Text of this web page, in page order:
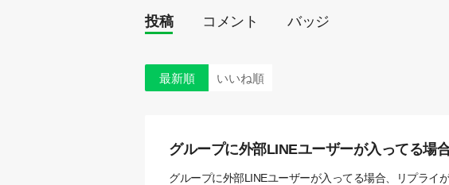
投稿 コメント バッジ
最新順 いいね順
グループに外部LINEユーザーが入ってる場
グループに外部LINEユーザーが入ってる場合、リプライ